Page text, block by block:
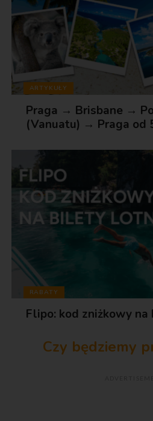
ARTYKUŁY
Praga → Brisbane →
(Vanuatu) → Praga od
RABATY
Flipo: kod zniżkowy
Czy będziemy